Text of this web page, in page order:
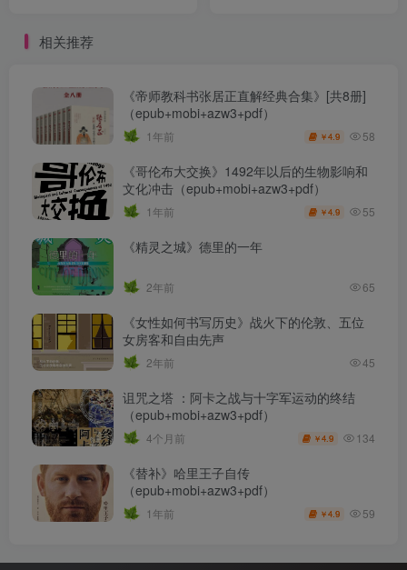
相关推荐
《帝师教科书张居正直解经典合集》[共8册]
（epub+mobi+azw3+pdf）
1年前 ￥4.9 58
《哥伦布大交换》1492年以后的生物影响和
文化冲击（epub+mobi+azw3+pdf）
1年前 ￥4.9 55
《精灵之城》德里的一年
2年前 65
《女性如何书写历史》战火下的伦敦、五位
女房客和自由先声
2年前 45
诅咒之塔 ：阿卡之战与十字军运动的终结
（epub+mobi+azw3+pdf）
4个月前 ￥4.9 134
《替补》哈里王子自传
（epub+mobi+azw3+pdf）
1年前 ￥4.9 59